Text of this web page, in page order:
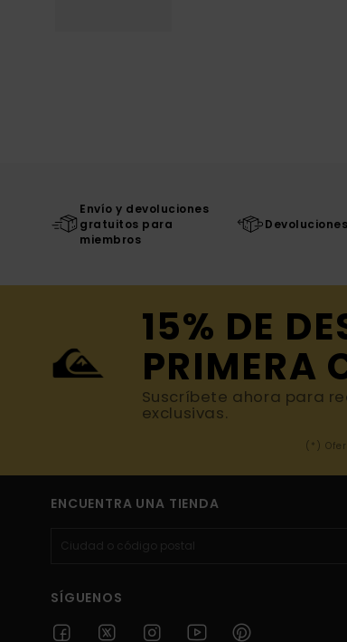
Envío y devoluciones
gratuitos para
miembros
15% DE
PRIMERA
Suscríbete ahora para
exclusivas.
(*)
ENCUENTRA UNA TIENDA
SÍGUENOS